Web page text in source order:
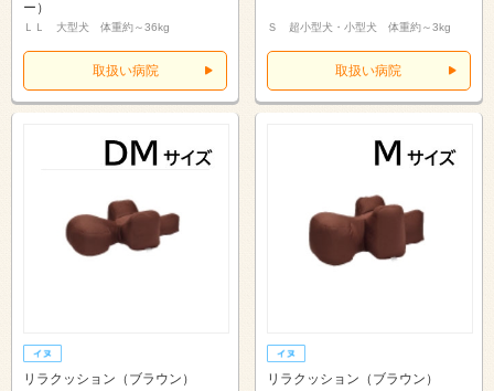
ー）
ＬＬ 大型犬 体重約～36kg
取扱い病院
Ｓ 超小型犬・小型犬 体重約～3kg
取扱い病院
リラクッション（ブラウン） リラクッション（ブラウン）